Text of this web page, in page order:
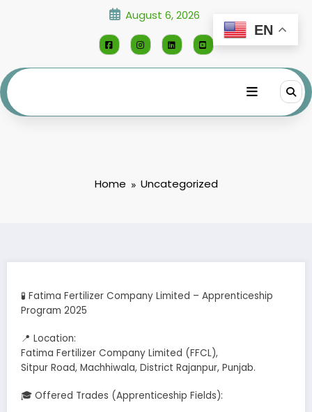
August 6, 2026
Home Uncategorized
🧪 Fatima Fertilizer Company Limited – Apprenticeship
Program 2025
📍 Location:
Fatima Fertilizer Company Limited (FFCL),
Sitpur Road, Machhiwala, District Rajanpur, Punjab.
🎓 Offered Trades (Apprenticeship Fields):
EN